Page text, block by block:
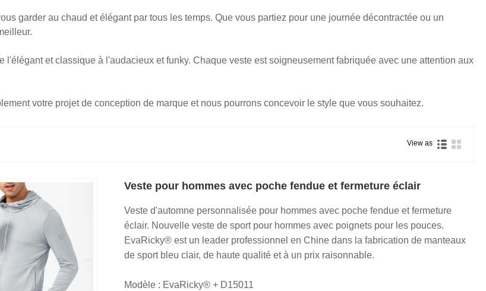
garder au chaud et élégant par tous les temps. Que vous partiez pour une journée décontractée ou un
et classique à l'audacieux et funky. Chaque veste est soigneusement fabriquée avec une attention aux
votre projet de conception de marque et nous pourrons concevoir le style que vous souhaitez.
View as
Veste pour hommes avec poche fendue et fermeture éclair
Veste d'automne personnalisée pour hommes avec poche fendue et fermeture
éclair. Nouvelle veste de sport pour hommes avec poignets pour les pouces.
EvaRicky® est un leader professionnel en Chine dans la fabrication de manteaux
de sport bleu clair, de haute qualité et à un prix raisonnable.
Modèle : EvaRicky® + D15011